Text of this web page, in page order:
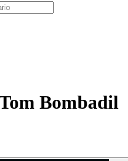
Bombadil